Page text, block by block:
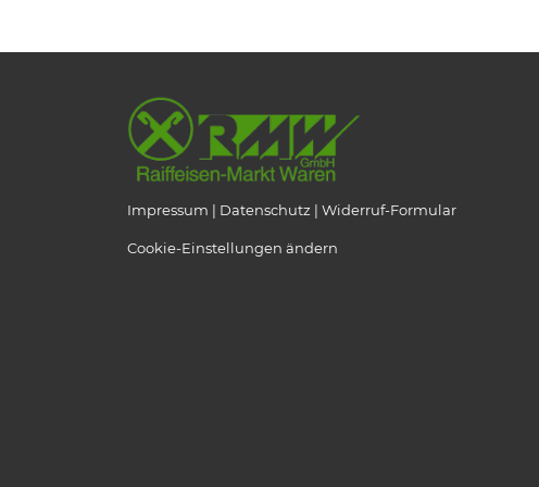
Impressum Datenschutz Widerruf-Formular
Cookie-Einstellungen ändern